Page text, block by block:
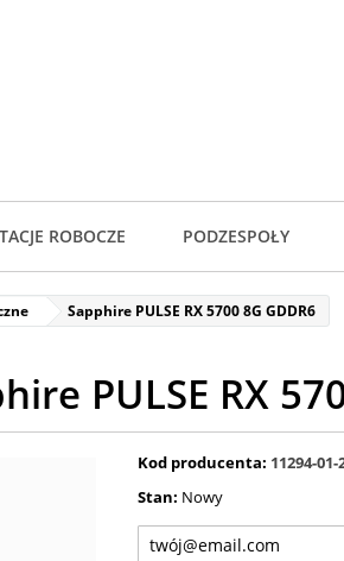
ROBOCZE PODZESPOŁY
Sapphire PULSE RX 5700 8G GDDR6
PULSE RX
Kod producenta: 11294-01-
Stan: Nowy